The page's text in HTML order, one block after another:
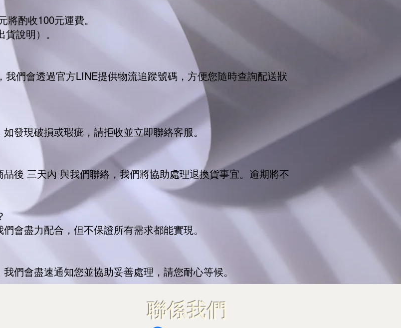
將酌收100元運費。
說明）。
們會透過官方LINE提供物流追蹤號碼，方便您隨時查詢配送狀
發現破損或瑕疵，請拒收並立即聯絡客服。
後 三天內 與我們聯絡，我們將協助處理退換貨事宜。逾期將不
會盡力配合，但不保證所有需求都能實現。
們會盡速通知您並協助妥善處理，請您耐心等候。
​聯係我們